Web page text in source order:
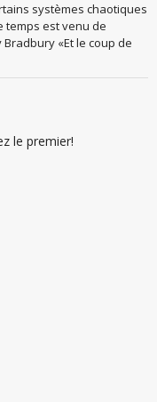
systèmes chaotiques
temps est venu de
«Et le coup de
le premier!